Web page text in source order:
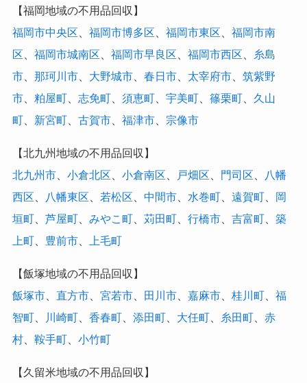
【福岡地域の不用品回収】
福岡市中央区
福岡市博多区 福岡市東区
福岡市南
区
福岡市城南区 福岡市早良区 福岡市西区
糸島
市、 那珂川市、 大野城市、 春日市、 太宰府市、 筑紫野
市、 粕屋町、 志免町、 須恵町、 宇美町、 篠栗町、 久山
町、 新宮町、 古賀市、 福津市、 宗像市
【北九州地域の不用品回収】
北九州市、 小倉北区 小倉南区 戸畑区 門司区
八幡
西区
八幡東区 若松区 中間市、 水巻町、 遠賀町、 岡
垣町、 芦屋町、 みやこ町、 苅田町、 行橋市、 吉富町、 築
上町、 豊前市、 上毛町
【飯塚地域の不用品回収】
飯塚市、 直方市、 宮若市、 田川市、 嘉麻市、 桂川町、 福
智町、 川崎町、 香春町、 添田町、 大任町、 糸田町、 赤
村、 鞍手町、 小竹町
【久留米地域の不用品回収】